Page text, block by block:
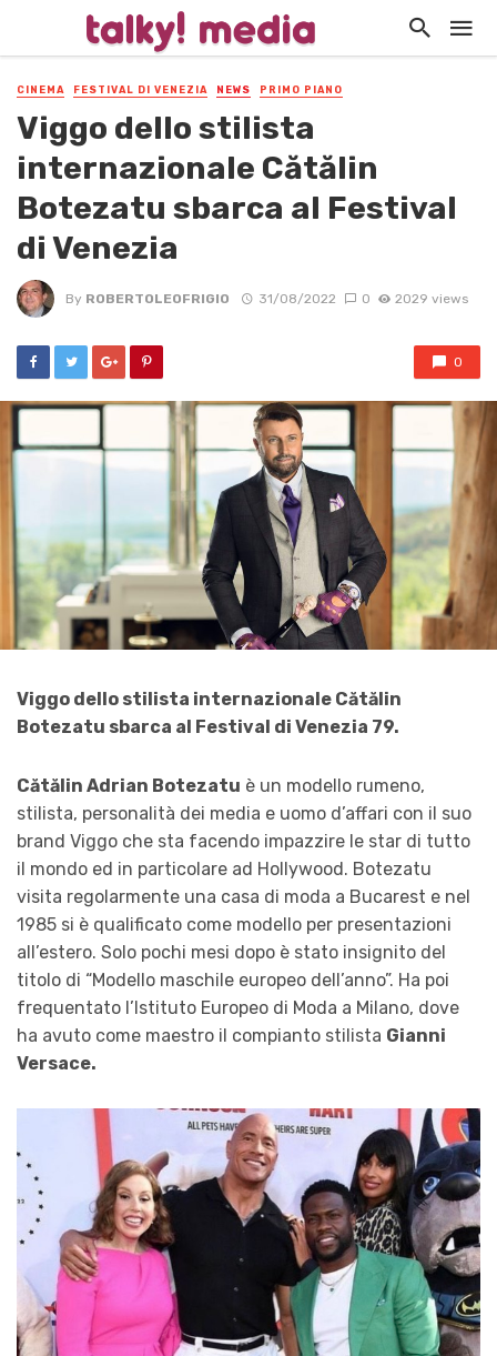
CINEMA FESTIVAL DI VENEZIA NEWS PRIMO PIANO
Viggo dello stilista
internazionale Cătălin
Botezatu sbarca al Festival
di Venezia
By ROBERTOLEOFRIGIO 31/08/2022 0 2029 views
0
Viggo dello stilista internazionale Cătălin
Botezatu sbarca al Festival di Venezia 79.
Cătălin Adrian Botezatu è un modello rumeno,
stilista, personalità dei media e uomo d’affari con il suo
brand Viggo che sta facendo impazzire le star di tutto
il mondo ed in particolare ad Hollywood. Botezatu
visita regolarmente una casa di moda a Bucarest e nel
1985 si è qualificato come modello per presentazioni
all’estero. Solo pochi mesi dopo è stato insignito del
titolo di “Modello maschile europeo dell’anno”. Ha poi
frequentato l’Istituto Europeo di Moda a Milano, dove
ha avuto come maestro il compianto stilista Gianni
Versace.